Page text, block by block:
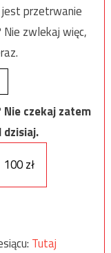
przetrwanie
zwlekaj więc,
czekaj zatem
100 zł
Tutaj